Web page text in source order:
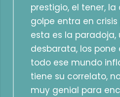
prestigio, el tener,
golpe entra en crisis
esta es la paradoja,
desbarata, los pone
todo ese mundo
tiene su correlato,
muy genial para